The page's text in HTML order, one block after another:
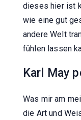
dieses hier ist
wie eine gut
andere Welt
fühlen lassen
Karl May
Was mir am
die Art und